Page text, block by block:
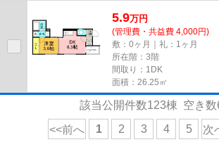
駐車場までの距離は100mです...
5.9万円
(管理費・共益費 4,000円)
敷：0ヶ月｜礼：1ヶ月
所在階：3階
間取り：1DK
面積：26.25㎡
該当公開件数123棟 空き数
<<前へ 1 2 3 4 5 次